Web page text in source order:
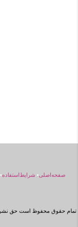
صفحه‌اصلی• شرایط‌استفاده•
تمام حقوق محفوظ است حق نشر و